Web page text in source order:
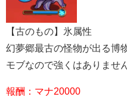
【古のもの】氷属性
幻夢郷最古の怪物が出る博
モブなので強くはありませ
報酬：マナ20000